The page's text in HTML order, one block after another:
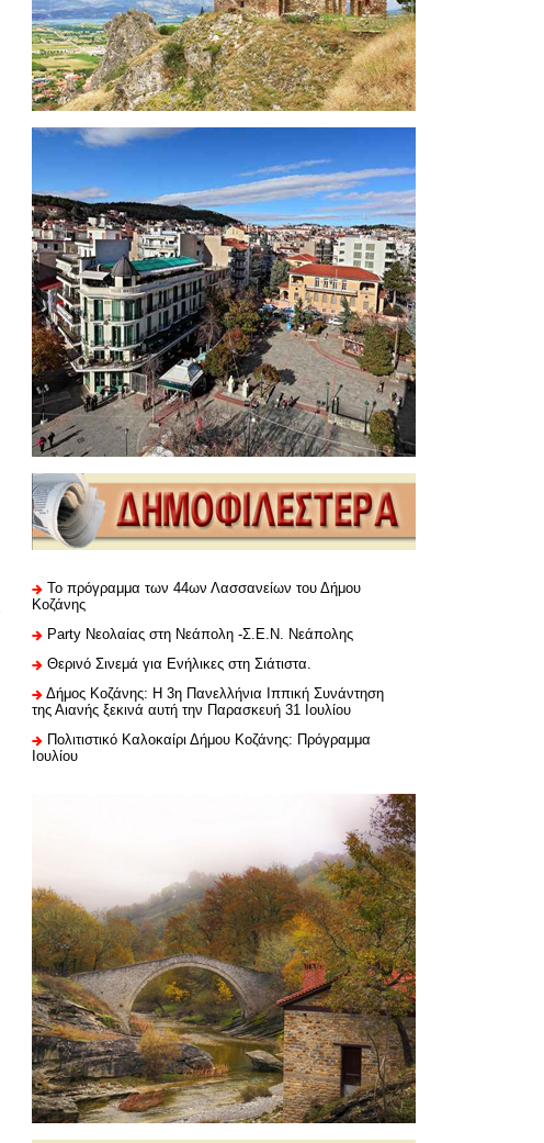
Το πρόγραμμα των 44ων Λασσανείων του Δήμου
Κοζάνης
Party Νεολαίας στη Νεάπολη -Σ.Ε.Ν. Νεάπολης
Θερινό Σινεμά για Ενήλικες στη Σιάτιστα.
Δήμος Κοζάνης: Η 3η Πανελλήνια Ιππική Συνάντηση
της Αιανής ξεκινά αυτή την Παρασκευή 31 Ιουλίου
Πολιτιστικό Καλοκαίρι Δήμου Κοζάνης: Πρόγραμμα
Ιουλίου